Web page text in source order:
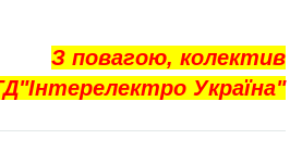
З повагою, колектив
Україна"